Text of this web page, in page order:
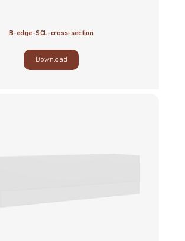
B-edge-SCL-cross-section
Download